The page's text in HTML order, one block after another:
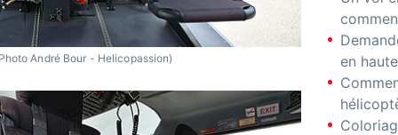
André Bour - Helicopassion)
en